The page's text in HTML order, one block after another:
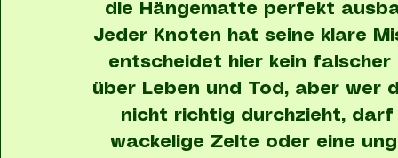
die Hängematte perfekt
Jeder Knoten hat seine klare
entscheidet hier kein
über Leben und Tod, aber wer
nicht richtig durchzieht,
wackelige Zelte oder eine